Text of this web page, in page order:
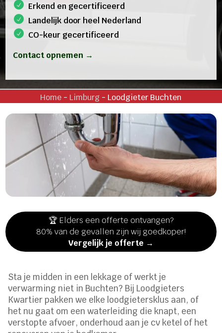
Erkend en gecertificeerd
Landelijk door heel Nederland
CO-keur gecertificeerd
Contact opnemen →
Home - Limburg - Loodgieter Buchten
🏆 Elders een offerte ontvangen?
80% van de gevallen zijn wij goedkoper!
Vergelijk je offerte →
Sta je midden in een lekkage of werkt je
verwarming niet in Buchten? Bij Loodgieters
Kwartier pakken we elke loodgietersklus aan, of
het nu gaat om een waterleiding die knapt, een
verstopte afvoer, onderhoud aan je cv ketel of het